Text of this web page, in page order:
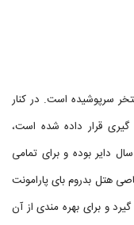
سرپوشیده است. در کنار
گیری قرار داده شده است،
دایر بوده و برای تمامی
هتل بدروم بای پارامونت
و برای بهره مندی از آن